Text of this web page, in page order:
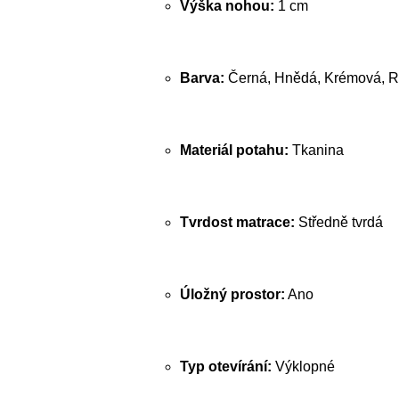
Výška nohou: 1 cm
Barva: Černá, Hnědá, Krémová,
Materiál potahu: Tkanina
Tvrdost matrace: Středně tvrdá
Úložný prostor: Ano
Typ otevírání: Výklopné